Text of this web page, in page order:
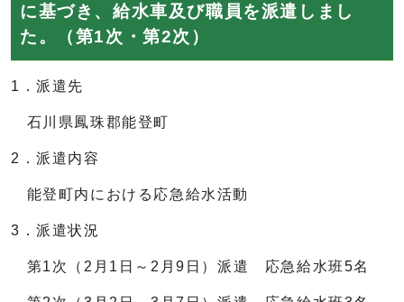
に基づき、給水車及び職員を派遣しまし
た。（第1次・第2次）
1．派遣先
石川県鳳珠郡能登町
2．派遣内容
能登町内における応急給水活動
3．派遣状況
第1次（2月1日～2月9日）派遣 応急給水班5名